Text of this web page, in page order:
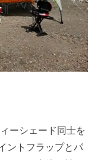
ーシェード同士を
ントフラップとパ